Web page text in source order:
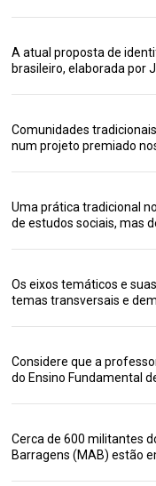
A atual proposta de
brasileiro, elaborada por
Comunidades
num projeto premiado
Uma prática tradicional
de estudos sociais, mas
Os eixos temáticos e
temas transversais e
Considere que a
do Ensino Fundamental
Cerca de 600 militantes
Barragens (MAB) estão